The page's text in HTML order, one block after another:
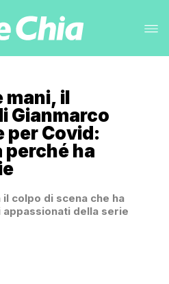
mani, il
Gianmarco
per Covid:
perché ha
colpo di scena che ha
della serie